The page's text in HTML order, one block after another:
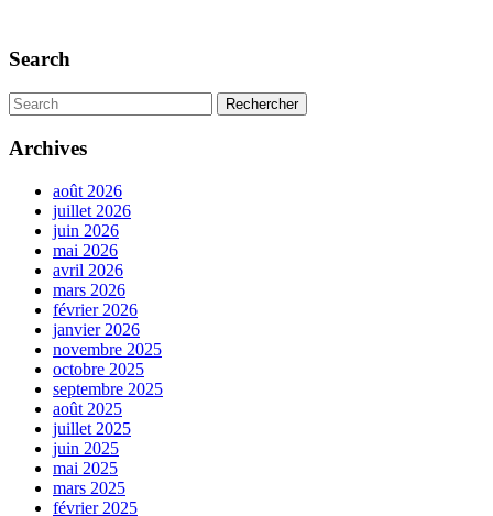
Search
Search
for:
Archives
août 2026
juillet 2026
juin 2026
mai 2026
avril 2026
mars 2026
février 2026
janvier 2026
novembre 2025
octobre 2025
septembre 2025
août 2025
juillet 2025
juin 2025
mai 2025
mars 2025
février 2025